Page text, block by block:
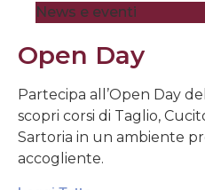
News e eventi
Open Day
Partecipa all’Open Day
scopri corsi di Taglio,
Sartoria in un ambiente
accogliente.